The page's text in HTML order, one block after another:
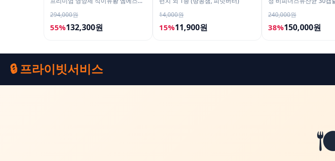
294,000원
55%132,300원
14,000원
15%11,900원
240,000원
38%150,000원
🔒 프라이빗서비스